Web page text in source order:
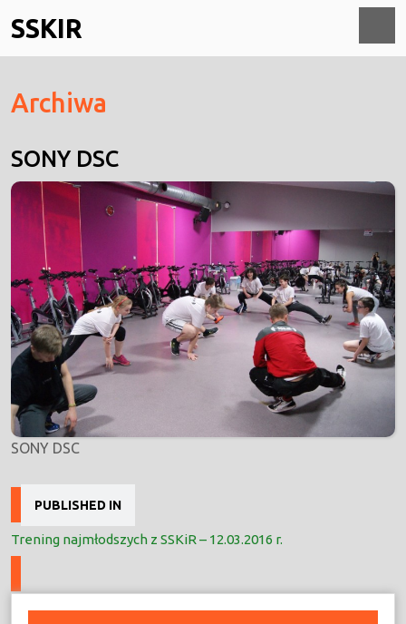
to
content
SSKIR
Archiwa
SONY DSC
SONY DSC
Nawigacja
wpisu
PUBLISHED IN
Trening najmłodszych z SSKiR – 12.03.2016 r.